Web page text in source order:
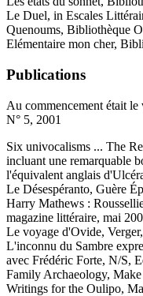
Le Duel, in Escales
Quenoums, Bibliothèque
Elémentaire mon cher,
Publications
Au commencement était le
N° 5, 2001
Six univocalisms ... The
incluant une remarquable
l'équivalent anglais
Le Désespéranto, Guère
Harry Mathews :
magazine littéraire, mai
Le voyage d'Ovide,
L'inconnu du Sambre
avec Frédéric Forte, N/S,
Family Archaeology,
Writings for the Oulipo,